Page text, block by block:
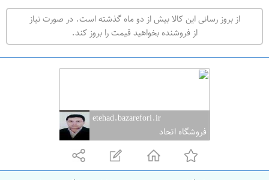
ت
ه
ر
ا
ص
ه
ا
از بروز رسانی این کالا بیش از دو ماه گذشته است. در صورت نیاز
از فروشنده بخواهید قیمت را بروز کند.
etehad.bazarefori.ir
فروشگاه اتحاد